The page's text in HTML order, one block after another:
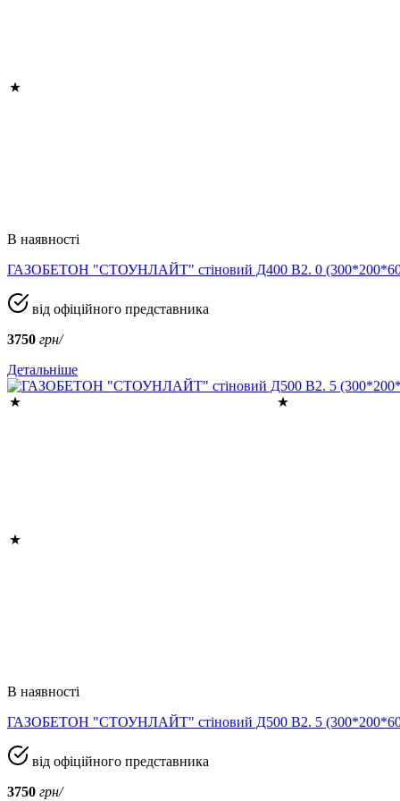
В наявності
ГАЗОБЕТОН "СТОУНЛАЙТ" стіновий Д400 В2. 0
від офіційного представника
3750 грн/
Детальніше
В наявності
ГАЗОБЕТОН "СТОУНЛАЙТ" стіновий Д500 В2. 5
від офіційного представника
3750 грн/